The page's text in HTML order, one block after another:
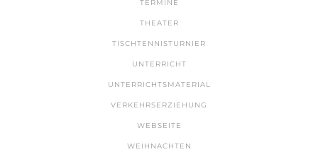
TERMINE
THEATER
TISCHTENNISTURNIER
UNTERRICHT
UNTERRICHTSMATERIAL
VERKEHRSERZIEHUNG
WEBSEITE
WEIHNACHTEN